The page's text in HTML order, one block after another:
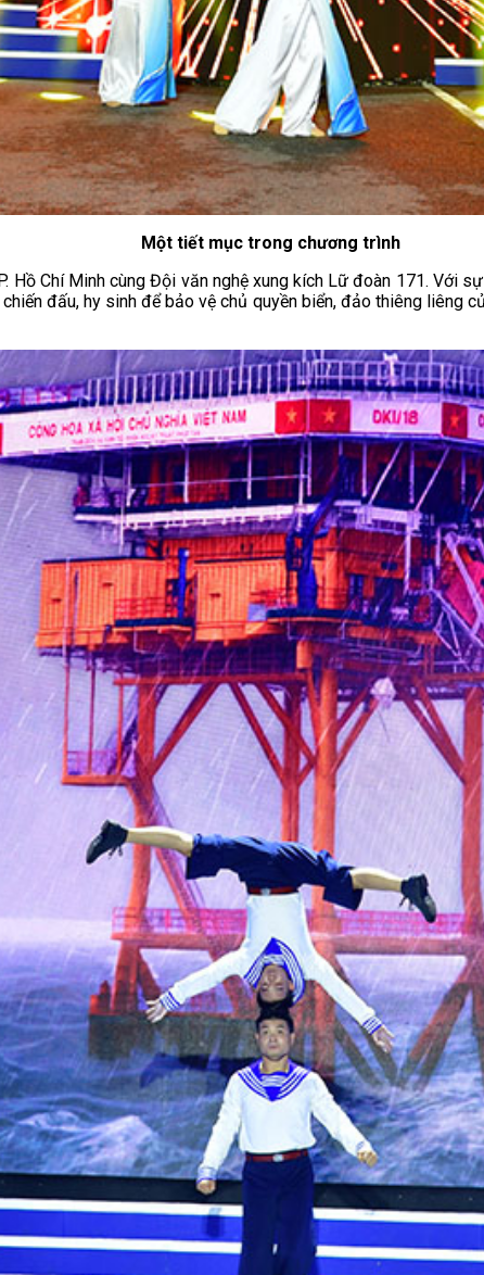
Một tiết mục trong chương trình
Hồ Chí Minh cùng Đội văn nghệ xung kích Lữ đoàn 171. Với
đấu, hy sinh để bảo vệ chủ quyền biển, đảo thiêng liêng